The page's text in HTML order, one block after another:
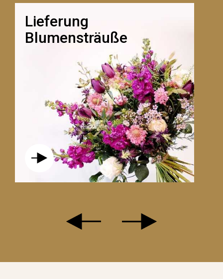
Lieferung
Blumensträuße
LE RÊVERIE